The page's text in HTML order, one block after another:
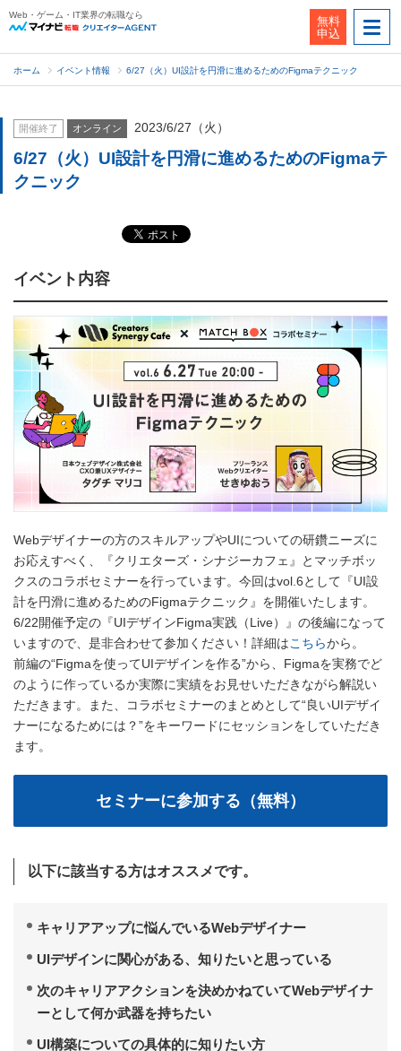
Web・ゲーム・IT業界の転職なら
無料
申込
ホーム イベント情報 6/27（火）UI設計を円滑に進めるためのFigmaテクニック
開催終了 オンライン 2023/6/27（火）
6/27（火）UI設計を円滑に進めるためのFigmaテ
クニック
イベント内容
Webデザイナーの方のスキルアップやUIについての研鑽ニーズに
お応えすべく、『クリエターズ・シナジーカフェ』とマッチボッ
クスのコラボセミナーを行っています。今回はvol.6として『UI設
計を円滑に進めるためのFigmaテクニック』を開催いたします。
6/22開催予定の『UIデザインFigma実践（Live）』の後編になって
いますので、是非合わせて参加ください！詳細はこちらから。
前編の“Figmaを使ってUIデザインを作る”から、Figmaを実務でど
のように作っているか実際に実績をお見せいただきながら解説い
ただきます。また、コラボセミナーのまとめとして“良いUIデザイ
ナーになるためには？”をキーワードにセッションをしていただき
ます。
以下に該当する方はオススメです。
キャリアアップに悩んでいるWebデザイナー
UIデザインに関心がある、知りたいと思っている
次のキャリアアクションを決めかねていてWebデザイナ
ーとして何か武器を持ちたい
UI構築についての具体的に知りたい方